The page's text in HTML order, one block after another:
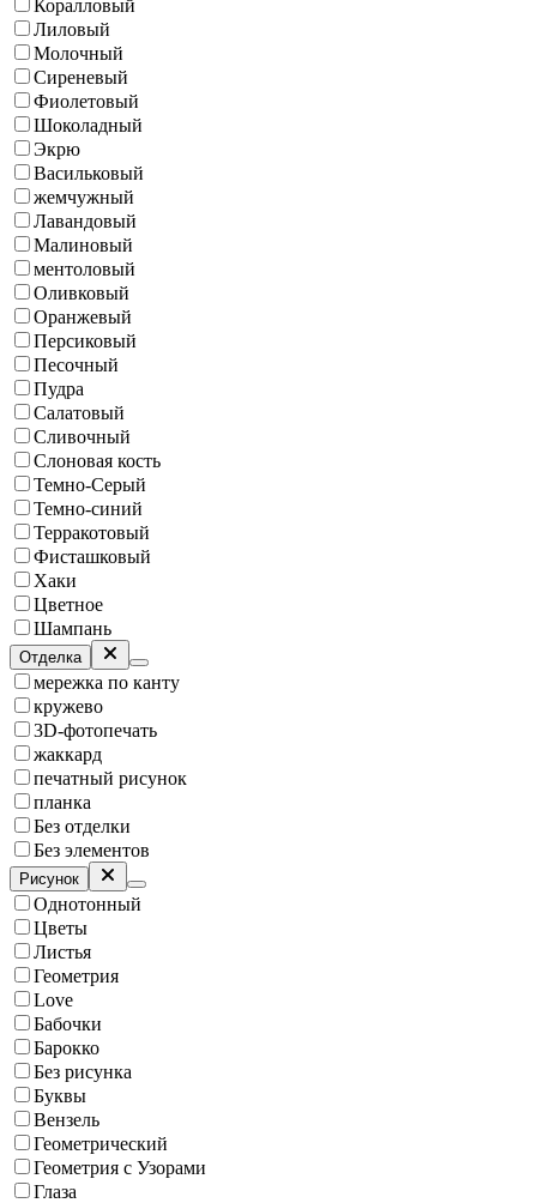
Коралловый
Лиловый
Молочный
Сиреневый
Фиолетовый
Шоколадный
Экрю
Васильковый
жемчужный
Лавандовый
Малиновый
ментоловый
Оливковый
Оранжевый
Персиковый
Песочный
Пудра
Салатовый
Сливочный
Слоновая кость
Темно-Серый
Темно-синий
Терракотовый
Фисташковый
Хаки
Цветное
Шампань
Отделка
мережка по канту
кружево
3D-фотопечать
жаккард
печатный рисунок
планка
Без отделки
Без элементов
Рисунок
Однотонный
Цветы
Листья
Геометрия
Love
Бабочки
Барокко
Без рисунка
Буквы
Вензель
Геометрический
Геометрия с Узорами
Глаза